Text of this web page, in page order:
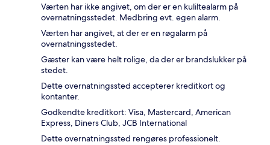
Værten har ikke angivet, om der er en kuliltealarm på
overnatningsstedet. Medbring evt. egen alarm.
Værten har angivet, at der er en røgalarm på
overnatningsstedet.
Gæster kan være helt rolige, da der er brandslukker på
stedet.
Dette overnatningssted accepterer kreditkort og
kontanter.
Godkendte kreditkort: Visa, Mastercard, American
Express, Diners Club, JCB International
Dette overnatningssted rengøres professionelt.